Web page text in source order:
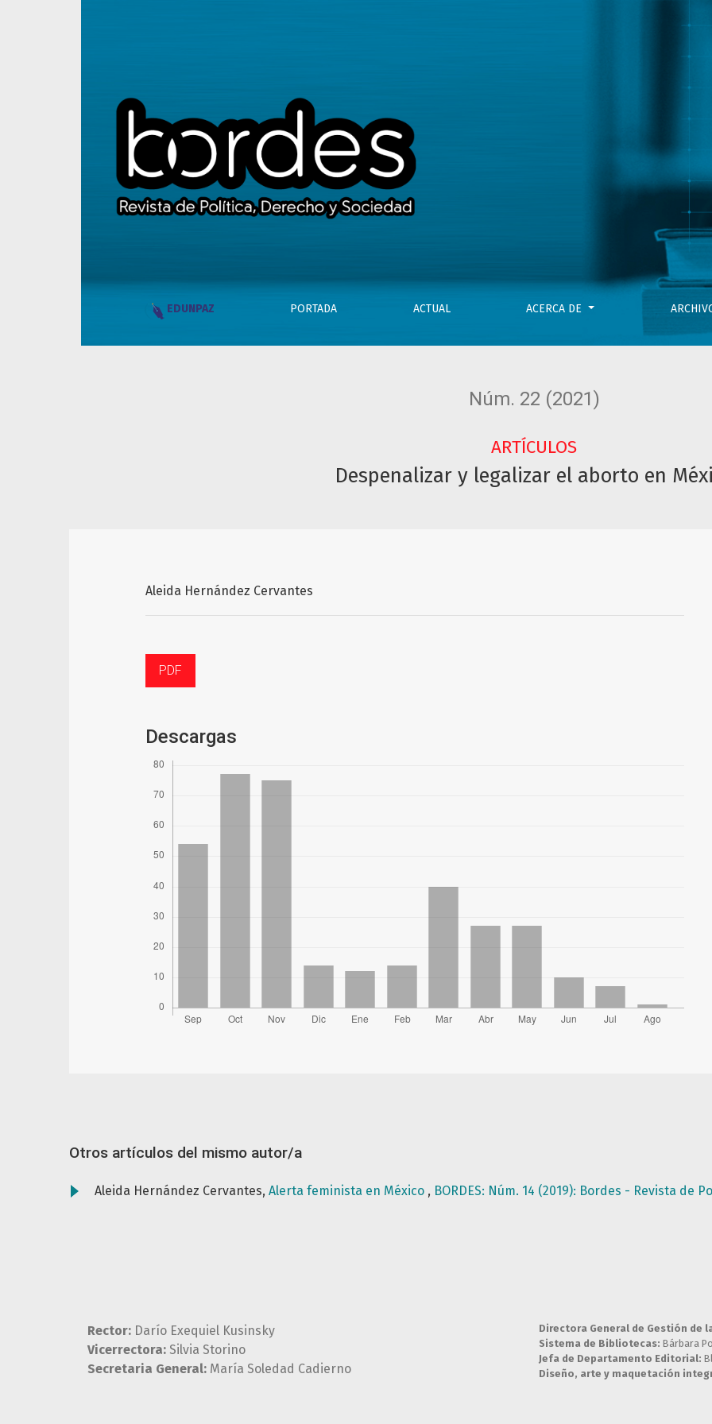
EDUNPAZ PORTADA ACTUAL ACERCA DE
Núm. 22 (2021)
ARTÍCULOS
Despenalizar y legalizar el aborto en
Aleida Hernández Cervantes
PDF
Descargas
Otros artículos del mismo autor/a
Aleida Hernández Cervantes, Alerta feminista en México , BORDES: Núm. 14 (2019): Bordes - Revista de
Rector: Darío Exequiel Kusinsky
Vicerrectora: Silvia Storino
Secretaria General: María Soledad Cadierno
Directora General de Gestión de
Sistema de Bibliotecas: Bárbara
Jefa de Departamento Editorial:
Diseño, arte y maquetación